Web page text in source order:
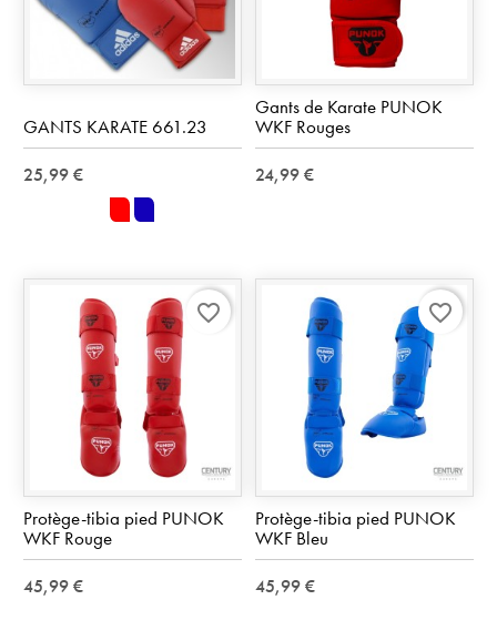
GANTS KARATE 661.23
25,99 €
rouge
Gants de Karate PUNOK
WKF Rouges
24,99 €
Protège-tibia pied PUNOK
WKF Rouge
45,99 €
favorite_border
Protège-tibia pied PUNOK
WKF Bleu
45,99 €
favorite_border